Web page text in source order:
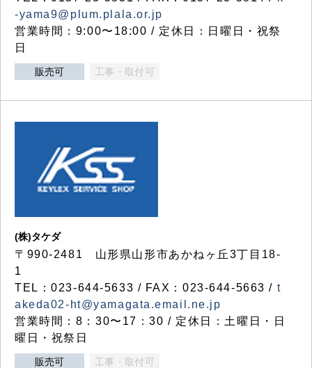
-yama9@plum.plala.or.jp
営業時間：9:00〜18:00 / 定休日：日曜日・祝祭
日
販売可 工事・取付可
(株)タケダ
〒990-2481 山形県山形市あかねヶ丘3丁目18-
1
TEL：023-644-5633 / FAX：023-644-5663 / t
akeda02-ht@yamagata.email.ne.jp
営業時間：8：30〜17：30 / 定休日：土曜日・日
曜日・祝祭日
販売可 工事・取付可